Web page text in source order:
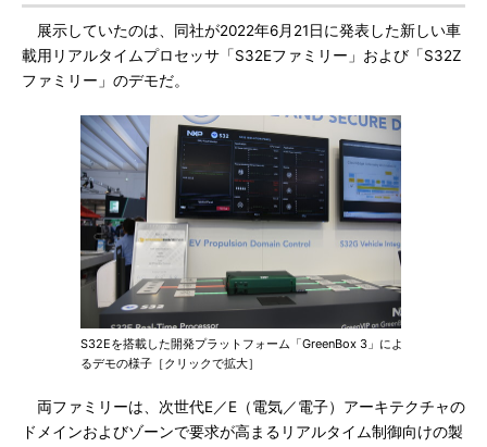
展示していたのは、同社が2022年6月21日に発表した新しい車
載用リアルタイムプロセッサ「S32Eファミリー」および「S32Z
ファミリー」のデモだ。
S32Eを搭載した開発プラットフォーム「GreenBox 3」によ
るデモの様子［クリックで拡大］
両ファミリーは、次世代E／E（電気／電子）アーキテクチャの
ドメインおよびゾーンで要求が高まるリアルタイム制御向けの製